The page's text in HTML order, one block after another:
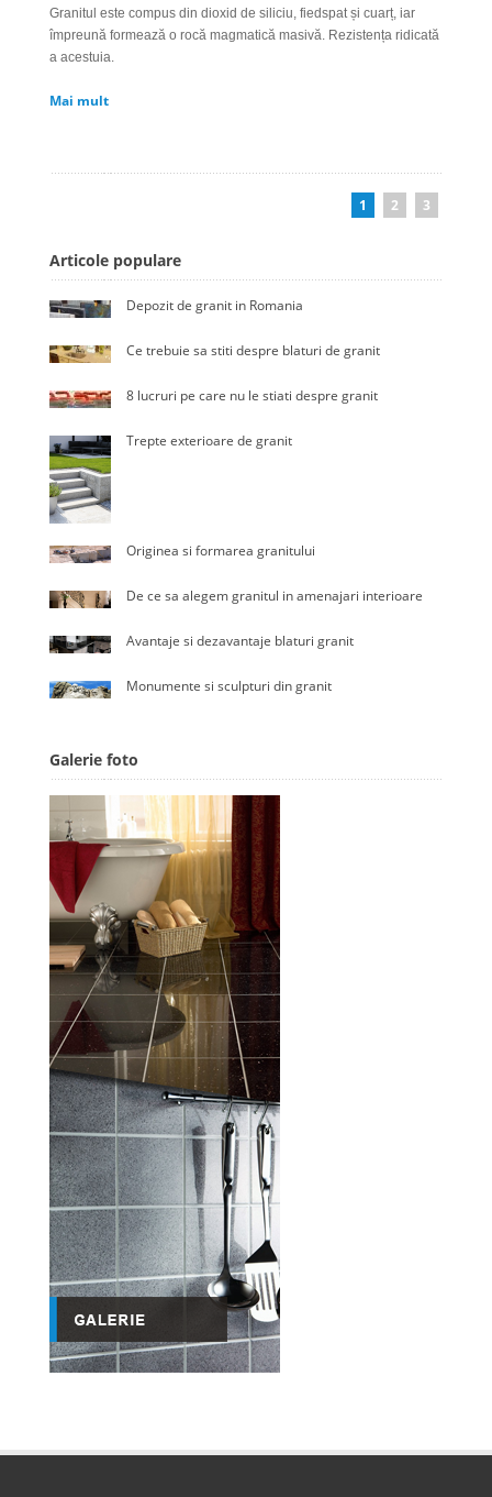
Granitul este compus din dioxid de siliciu, fiedspat și cuarț, iar
împreună formează o rocă magmatică masivă. Rezistența ridicată
a acestuia.
Mai mult
1 2 3
Articole populare
Depozit de granit in Romania
Ce trebuie sa stiti despre blaturi de granit
8 lucruri pe care nu le stiati despre granit
Trepte exterioare de granit
Originea si formarea granitului
De ce sa alegem granitul in amenajari interioare
Avantaje si dezavantaje blaturi granit
Monumente si sculpturi din granit
Galerie foto